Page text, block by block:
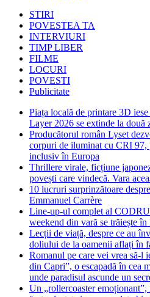
STIRI
POVESTEA TA
INTERVIURI
TIMP LIBER
FILME
LOCURI
POVESTI
Publicitate
Piața locală de printare 3D
Layer 2026 se extinde la două
Producătorul român Lyset
corpuri de iluminat cu CRI 97,
inclusiv în Europa
Thrillere virale, ficțiune
povești care vindecă. Vara
10 lucruri surprinzătoare
Emmanuel Carrère
Line-up-ul complet al
weekend din vară se trăiește
Lecții de viață, despre ce au
doliului de la oamenii aflați în
Romanul pe care vei vrea să-l
din Capri”, o escapadă în cea
unde paradisul ascunde un
Un „rollercoaster emoționant”,